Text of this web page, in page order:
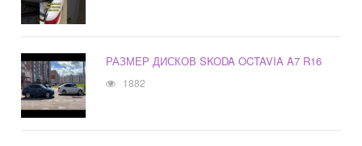
РАЗМЕР ДИСКОВ SKODA OCTAVIA A7 R16
1882